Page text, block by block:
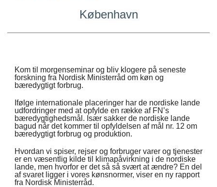
København
Kom til morgenseminar og bliv klogere på seneste
forskning fra Nordisk Ministerråd om køn og
bæredygtigt forbrug.
Ifølge internationale placeringer har de nordiske lande
udfordringer med at opfylde en række af FN’s
bæredygtighedsmål. Især sakker de nordiske lande
bagud når det kommer til opfyldelsen af mål nr. 12 om
bæredygtigt forbrug og produktion.
Hvordan vi spiser, rejser og forbruger varer og tjenester
er en væsentlig kilde til klimapåvirkning i de nordiske
lande, men hvorfor er det så så svært at ændre? En del
af svaret ligger i vores kønsnormer, viser en ny rapport
fra Nordisk Ministerråd.